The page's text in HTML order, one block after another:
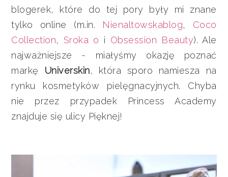
blogerek, które do tej pory były mi znane
tylko online (m.in. Nienaltowskablog, Coco
Collection, Sroka o i Obsession Beauty). Ale
najważniejsze - miałyśmy okazję poznać
markę Universkin, która sporo namiesza na
rynku kosmetyków pielęgnacyjnych. Chyba
nie przez przypadek Princess Academy
znajduje się ulicy Pięknej!